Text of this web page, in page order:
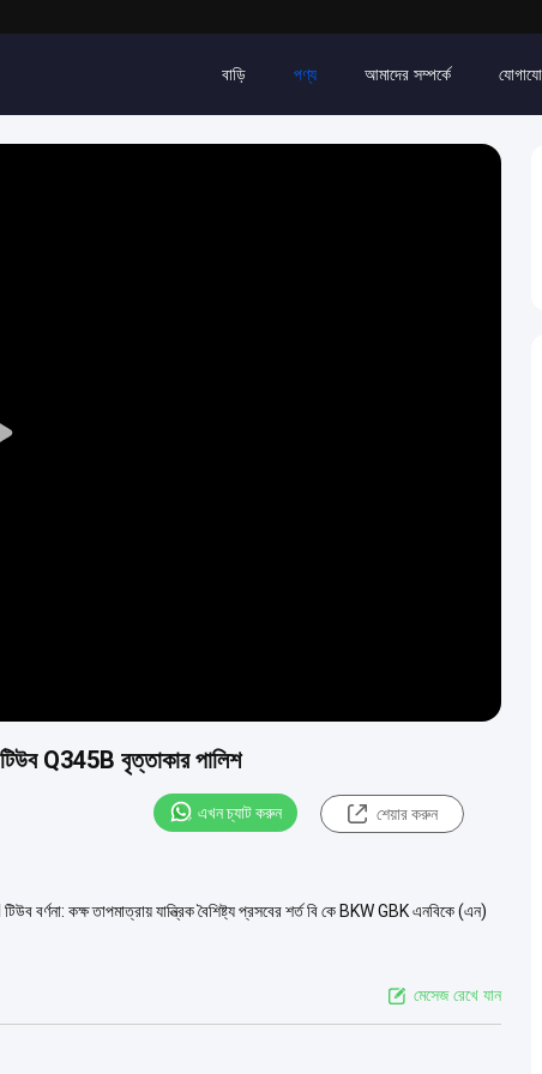
বাড়ি পণ্য আমাদের সম্পর্কে
Q345B বৃত্তাকার পালিশ
এখন চ্যাট করুন শেয়ার করুন
কক্ষ তাপমাত্রায় যান্ত্রিক বৈশিষ্ট্য প্রসবের শর্ত বি কে BKW GBK এনবিকে (এন)
মেসেজ রেখে যান